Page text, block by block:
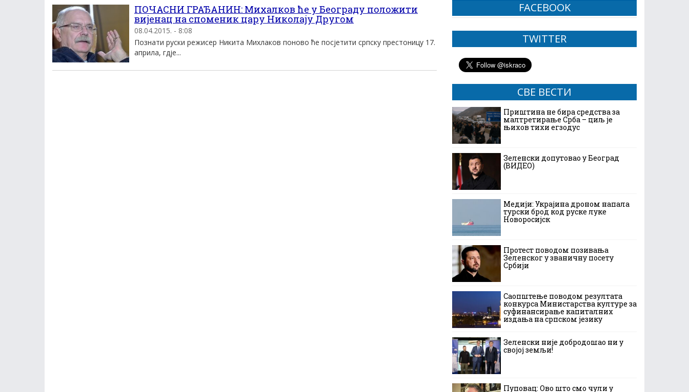
ПОЧАСНИ ГРАЂАНИН: Михалков ће у Београду положити
вијенац на споменик цару Николају Другом
08.04.2015. - 8:08
Познати руски режисер Никита Михлаков поново ће посјетити српску престоницу 17.
априла, гдје...
FACEBOOK
TWITTER
СВЕ ВЕСТИ
Приштина не бира средства за
малтретирање Срба – циљ је
њихов тихи егзодус
Зеленски допутовао у Београд
(ВИДЕО)
Медији: Украјина дроном напала
турски брод код руске луке
Новоросијск
Протест поводом позивања
Зеленског у званичну посету
Србији
Саопштење поводом резултата
конкурса Министарства културе за
суфинансирање капиталних
издања на српском језику
Зеленски није добродошао ни у
својој земљи!
Пуповац: Ово што смо чули у